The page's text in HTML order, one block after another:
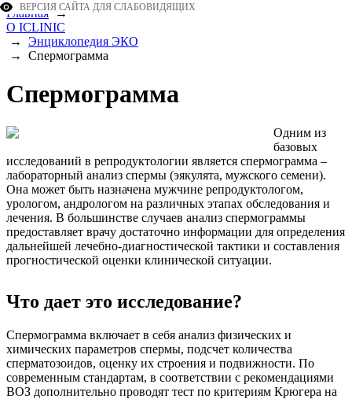
ВЕРСИЯ САЙТА ДЛЯ СЛАБОВИДЯЩИХ
Главная→
О ICLINIC
→ Энциклопедия ЭКО
→ Спермограмма
Спермограмма
Одним из
базовых
исследований в репродуктологии является спермограмма –
лабораторный анализ спермы (эякулята, мужского семени).
Она может быть назначена мужчине репродуктологом,
урологом, андрологом на различных этапах обследования и
лечения. В большинстве случаев анализ спермограммы
предоставляет врачу достаточно информации для определения
дальнейшей лечебно-диагностической тактики и составления
прогностической оценки клинической ситуации.
Что дает это исследование?
Спермограмма включает в себя анализ физических и
химических параметров спермы, подсчет количества
сперматозоидов, оценку их строения и подвижности. По
современным стандартам, в соответствии с рекомендациями
ВОЗ дополнительно проводят тест по критериям Крюгера на